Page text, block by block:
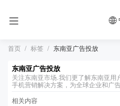
首页 标签 东南亚广告投放
东南亚广告投放
关注东南亚市场.我们更了解东南亚
手机营销解决方案，为全球企业和广
相关内容